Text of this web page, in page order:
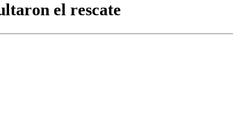
el rescate